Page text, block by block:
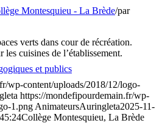
et publics
Montesquieu - La Brède/par
verts dans cour de récréation.
cuisines de l’établissement.
wp-content/uploads/2018/12/logo-
https://mondefipourdemain.fr/wp-
1.png AnimateursAuringleta2025-11-
Collège Montesquieu, La Brède